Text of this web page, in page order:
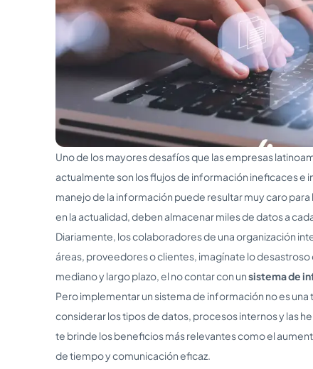
Uno de los mayores desafíos que las empresas
actualmente son los flujos de información ineficaces e
manejo de la información puede resultar muy caro
en la actualidad, deben almacenar miles de datos a
Diariamente, los colaboradores de una organización
áreas, proveedores o clientes, imagínate lo
mediano y largo plazo, el no contar con unsistema de
Pero implementar un sistema de información no es
considerar los tipos de datos, procesos internos y las
te brinde los beneficios más relevantes como el
de tiempo y comunicación eficaz.